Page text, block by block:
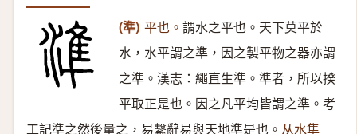
(準) 平也。 謂水之平也。天下莫平於
水，水平謂之準，因之製平物之器亦謂
之準。漢志：繩直生準。準者，所以揆
平取正是也。因之凡平均皆謂之準。考
工記準之然後量之，易繫辭易與天地準是也。 从水隼